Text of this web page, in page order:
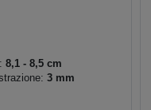
8,1 - 8,5 cm
3 mm